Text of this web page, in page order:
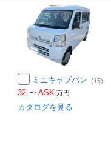
ミニキャブバン (15)
32 〜 ASK 万円
カタログを見る